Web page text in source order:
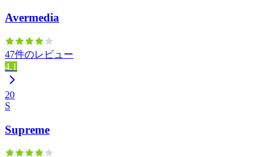
Avermedia
47件のレビュー
4.1
20
S
Supreme